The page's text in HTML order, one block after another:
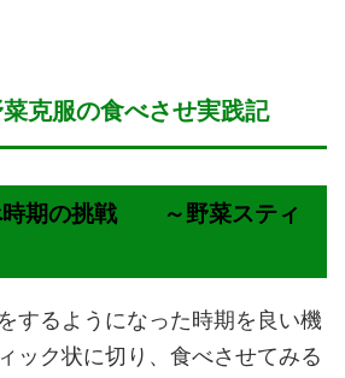
克服の食べさせ実践記
時期の挑戦 ～野菜スティ
するようになった時期を良い機
ック状に切り、食べさせてみる